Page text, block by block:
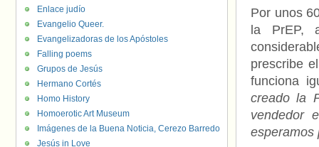
Por unos
la PrEP,
prescribe
funciona
creado la
vendedor
esperamos
Enlace judío
Evangelio Queer.
Evangelizadoras de los Apóstoles
Falling poems
Grupos de Jesús
Hermano Cortés
Homo History
Homoerotic Art Museum
Imágenes de la Buena Noticia, Cerezo Barredo
Jesús in Love